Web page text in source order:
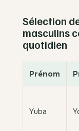
Sélection
masculins
quotidien
Prénom
Yuba